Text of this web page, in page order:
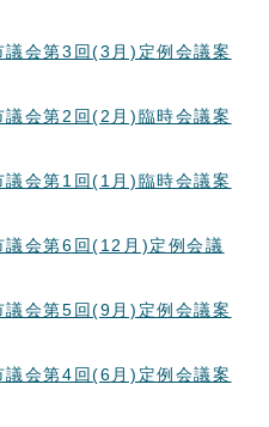
会第3回(3月)定例会議案
会第2回(2月)臨時会議案
会第1回(1月)臨時会議案
会第6回(12月)定例会議
会第5回(9月)定例会議案
会第4回(6月)定例会議案